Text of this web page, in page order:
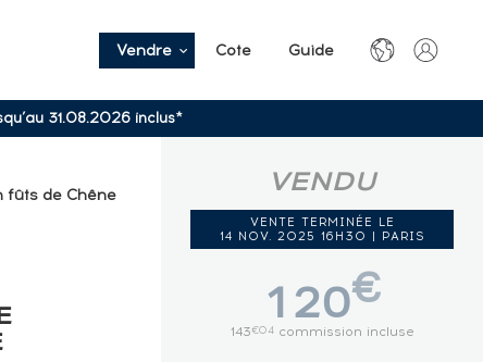
Vendre Cote Guide
31.08.2026 inclus*
fûts de Chêne
VENDU
VENTE TERMINÉE LE
14 NOV. 2025 16H30 | PARIS
120€
143€04commission incluse